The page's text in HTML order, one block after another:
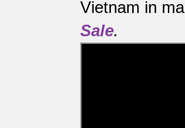
Vietnam in
Sale.